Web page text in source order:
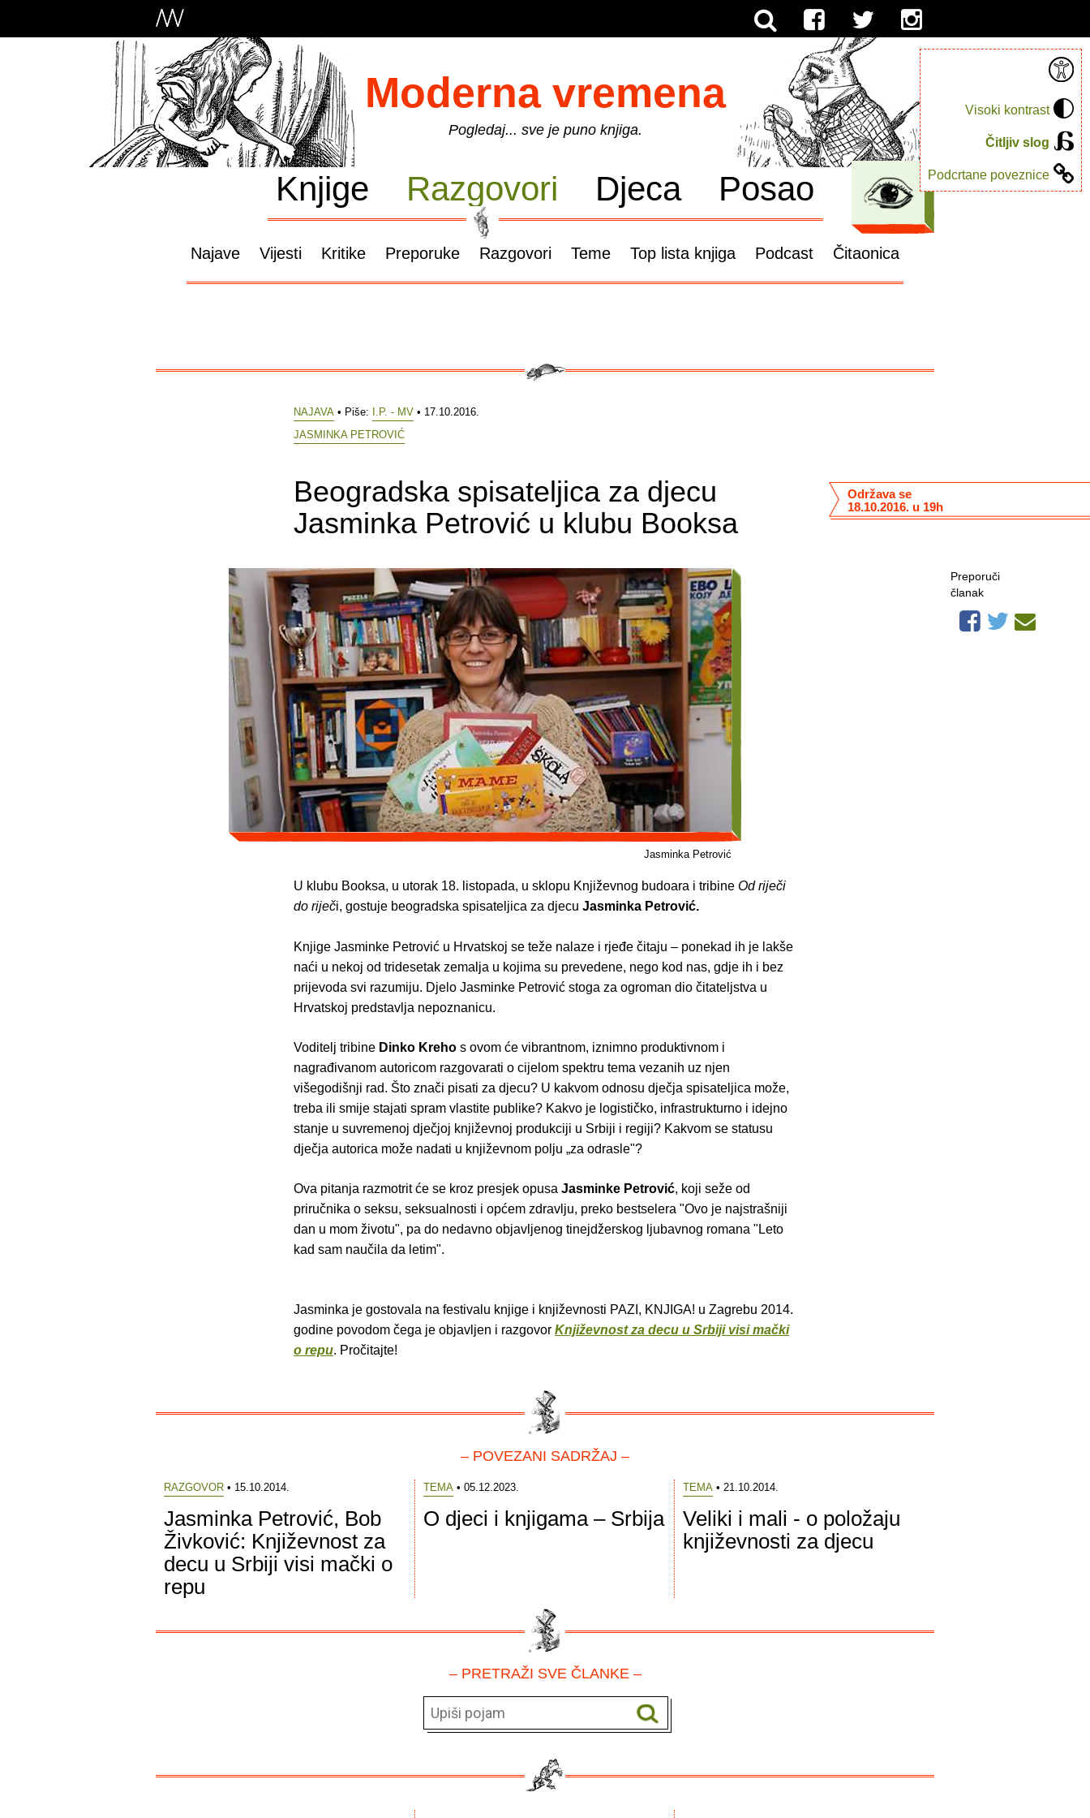
Visoki kontrast
Čitljiv slog
Podcrtane poveznice
Moderna vremena
Pogledaj... sve je puno knjiga.
Knjige Razgovori Djeca Posao
Najave Vijesti Kritike Preporuke Razgovori Teme Top lista knjiga Podcast Čitaonica
NAJAVA • Piše: I.P. - MV • 17.10.2016.
JASMINKA PETROVIĆ
Beogradska spisateljica za djecu
Jasminka Petrović u klubu Booksa
Održava se
18.10.2016. u 19h
Jasminka Petrović
U klubu Booksa, u utorak 18. listopada, u sklopu Književnog budoara i tribine Od riječi
do riječi, gostuje beogradska spisateljica za djecu Jasminka Petrović.
Knjige Jasminke Petrović u Hrvatskoj se teže nalaze i rjeđe čitaju – ponekad ih je lakše
naći u nekoj od tridesetak zemalja u kojima su prevedene, nego kod nas, gdje ih i bez
prijevoda svi razumiju. Djelo Jasminke Petrović stoga za ogroman dio čitateljstva u
Hrvatskoj predstavlja nepoznanicu.
Voditelj tribine Dinko Kreho s ovom će vibrantnom, iznimno produktivnom i
nagrađivanom autoricom razgovarati o cijelom spektru tema vezanih uz njen
višegodišnji rad. Što znači pisati za djecu? U kakvom odnosu dječja spisateljica može,
treba ili smije stajati spram vlastite publike? Kakvo je logističko, infrastrukturno i idejno
stanje u suvremenoj dječjoj književnoj produkciji u Srbiji i regiji? Kakvom se statusu
dječja autorica može nadati u književnom polju „za odrasle"?
Ova pitanja razmotrit će se kroz presjek opusa Jasminke Petrović, koji seže od
priručnika o seksu, seksualnosti i općem zdravlju, preko bestselera "Ovo je najstrašniji
dan u mom životu", pa do nedavno objavljenog tinejdžerskog ljubavnog romana "Leto
kad sam naučila da letim".
Jasminka je gostovala na festivalu knjige i književnosti PAZI, KNJIGA! u Zagrebu 2014.
godine povodom čega je objavljen i razgovor Književnost za decu u Srbiji visi mački
o repu. Pročitajte!
Preporuči
članak
– POVEZANI SADRŽAJ –
RAZGOVOR• 15.10.2014.
Jasminka Petrović, Bob
Živković: Književnost za
decu u Srbiji visi mački o
repu
TEMA• 05.12.2023.
O djeci i knjigama – Srbija
TEMA• 21.10.2014.
Veliki i mali - o položaju
književnosti za djecu
– PRETRAŽI SVE ČLANKE –